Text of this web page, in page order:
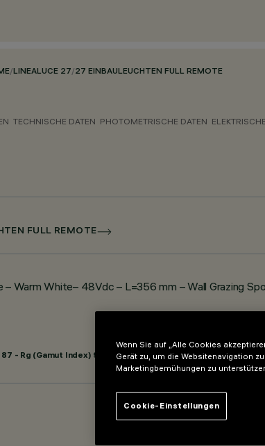
/LINEALUCE 27/27 EINBAULEUCHTEN FULL REMOTE
TECHNISCHE DATEN PHOTOMETRISCHE DATEN
FULL REMOTE
– Warm White– 48Vdc – L=356 mm – Wall Grazing
- Rg (Gamut Index) 95
Wenn Sie auf „Alle Cookies
Gerät zu, um die Websitenavigation
Marketingbemühungen zu
Cookie-Einstellungen